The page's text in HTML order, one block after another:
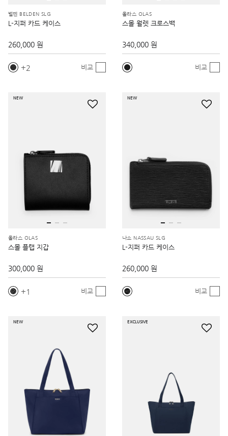
벨덴 BELDEN SLG
L-지퍼 카드 케이스
260,000 원
2 비교
올라스 OLAS
스몰 월렛 크로스백
340,000 원
비교
NEW
올라스 OLAS
스몰 플랩 지갑
300,000 원
1 비교
NEW
나소 NASSAU SLG
L-지퍼 카드 케이스
260,000 원
비교
NEW EXCLUSIVE